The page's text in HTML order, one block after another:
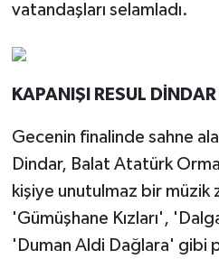
vatandaşları selamladı.
KAPANIŞI RESUL DİNDAR
Gecenin finalinde sahne
Dindar, Balat Atatürk
kişiye unutulmaz bir müzik
'Gümüşhane Kızları',
'Duman Aldi Dağlara' gibi